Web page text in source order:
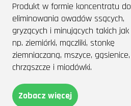
Produkt w formie koncentratu do
eliminowania owadów ssących,
gryzących i minujących takich jak
np. ziemiórki, mączliki, stonkę
ziemniaczaną, mszyce, gąsienice,
chrząszcze i miodówki.
Zobacz więcej